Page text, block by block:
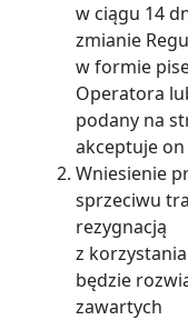
w ciągu 14
zmianie
w formie
Operatora
podany na
akceptuje
Wniesienie
sprzeciwu
rezygnacją
z
będzie
zawartych